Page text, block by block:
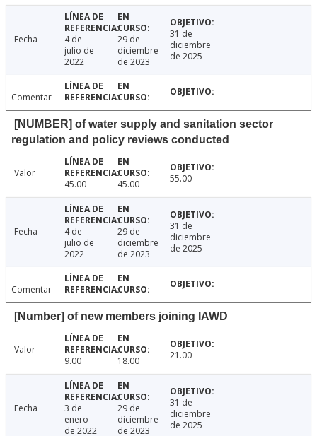
Fecha
4 de
julio de
2022
29 de
diciembre
de 2023
31 de
diciembre
de 2025
Comentar
[NUMBER] of water supply and sanitation sector
regulation and policy reviews conducted
Valor
45.00
45.00 55.00
Fecha
4 de
julio de
2022
29 de
diciembre
de 2023
31 de
diciembre
de 2025
Comentar
[Number] of new members joining IAWD
Valor
9.00
18.00 21.00
Fecha
3 de
enero
de 2022
29 de
diciembre
de 2023
31 de
diciembre
de 2025